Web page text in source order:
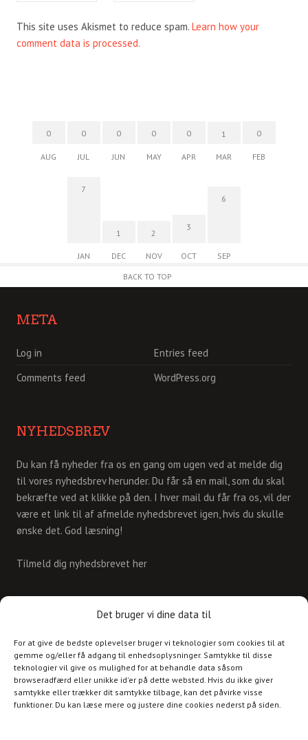
Det bruger vi dine data til
For at give de bedste oplevelser bruger vi teknologier som cookies til at
gemme og/eller få adgang til enhedsoplysninger. Samtykke til disse
teknologier vil give os mulighed for at behandle data såsom
browseradfærd eller unikke id'er på dette websted. Hvis du ikke giver
samtykke eller trækker dit samtykke tilbage, kan det påvirke visse
funktioner. Du kan læse mere og justere dine cookies nederst på siden.
This site uses Akismet to reduce spam. Learn how your
comment data is processed.
0
AUG
0
JUL
0
JUN
0
MAY
0
APR
1
MAR
0
FEB
7
JAN
1
DEC
2
NOV
3
OCT
6
SEP
BACK TO TOP
META
Log in
Entries feed
Comments feed
WordPress.org
NYHEDSBREV
Du kan få nyheder fra os en gang om ugen ved at melde dig
til vores nyhedsbrev herunder. Du får så en mail, som du skal
bekræfte ved at klikke på den. I hver mail du får fra os, vil der
være et link til af afmelde nyhedsbrevet igen, hvis du skulle
ønske det. God læsning!
Tilmeld dig nyhedsbrevet her
Skriv til os på
info@christianshavnskvarter.dk